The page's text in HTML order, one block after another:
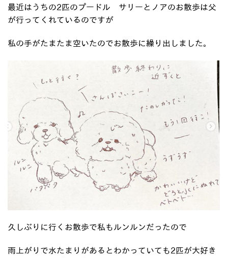
最近はうちの2匹のプードル サリーとノアのお散歩は父
が行ってくれているのですが
私の手がたまたま空いたのでお散歩に繰り出しました。
久しぶりに行くお散歩で私もルンルンだったので
雨上がりで水たまりがあるとわかっていても2匹が大好き